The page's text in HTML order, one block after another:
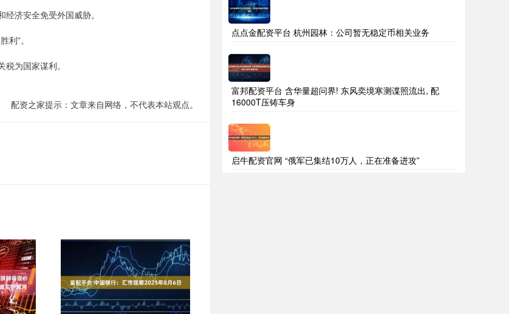
济安全免受外国威胁。
利”。
为国家谋利。
配资之家提示：文章来自网络，不代表本站观点。
点点金配资平台 杭州园林：公司暂无稳定币相关业务
富邦配资平台 含华量超问界! 东风奕境寒测谍照流出, 配
16000T压铸车身
启牛配资官网 “俄军已集结10万人，正在准备进攻”